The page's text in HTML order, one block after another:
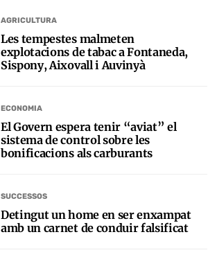
AGRICULTURA
Les tempestes malmeten
explotacions de tabac a Fontaneda,
Sispony, Aixovall i Auvinyà
ECONOMIA
El Govern espera tenir “aviat” el
sistema de control sobre les
bonificacions als carburants
SUCCESSOS
Detingut un home en ser enxampat
amb un carnet de conduir falsificat